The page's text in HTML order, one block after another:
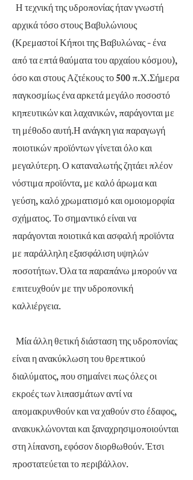
Η τεχνική της υδροπονίας ήταν γνωστή
αρχικά τόσο στους Βαβυλώνιους
(Κρεμαστοί Κήποι της Βαβυλώνας - ένα
από τα επτά θαύματα του αρχαίου κόσμου),
όσο και στους Αζτέκους το 500 π.Χ.Σήμερα
παγκοσμίως ένα αρκετά μεγάλο ποσοστό
κηπευτικών και λαχανικών, παράγονται με
τη μέθοδο αυτή.Η ανάγκη για παραγωγή
ποιοτικών προϊόντων γίνεται όλο και
μεγαλύτερη. Ο καταναλωτής ζητάει πλέον
νόστιμα προϊόντα, με καλό άρωμα και
γεύση, καλό χρωματισμό και ομοιομορφία
σχήματος. Το σημαντικό είναι να
παράγονται ποιοτικά και ασφαλή προϊόντα
με παράλληλη εξασφάλιση υψηλών
ποσοτήτων. Όλα τα παραπάνω μπορούν να
επιτευχθούν με την υδροπονική
καλλιέργεια.
Μία άλλη θετική διάσταση της υδροπονίας
είναι η ανακύκλωση του θρεπτικού
διαλύματος, που σημαίνει πως όλες οι
εκροές των λιπασμάτων αντί να
απομακρυνθούν και να χαθούν στο έδαφος,
ανακυκλώνονται και ξαναχρησιμοποιούνται
στη λίπανση, εφόσον διορθωθούν. Έτσι
προστατεύεται το περιβάλλον.